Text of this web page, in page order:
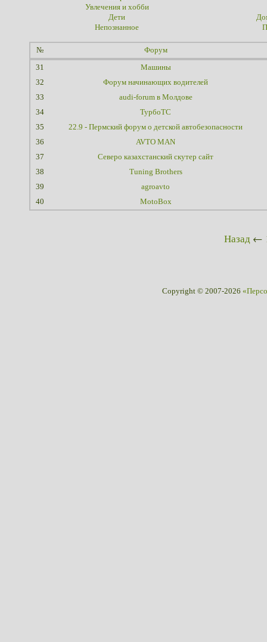
Увлечения и хобби
Дети
Непознанное
№ Форум
31
Машины
32
Форум начинающих водителей
33
audi-forum в Молдове
34
ТурбоТС
35
22.9 - Пермский форум о детской автобезопасности
36
AVTO MAN
37
Северо казахстанский скутер сайт
38
Tuning Brothers
39
agroavto
40
MotoBox
Назад ←
Copyright © 2007-2026